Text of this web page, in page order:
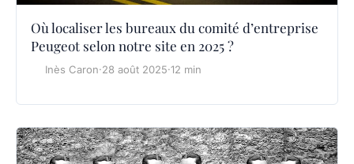
Où localiser les bureaux du comité d’entreprise
Peugeot selon notre site en 2025 ?
Inès Caron·28 août 2025·12 min